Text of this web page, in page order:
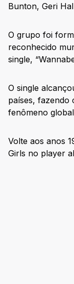
Bunton, Geri
O grupo foi
reconhecido
single,
O single
países, fazendo
fenômeno
Volte aos anos
Girls no player